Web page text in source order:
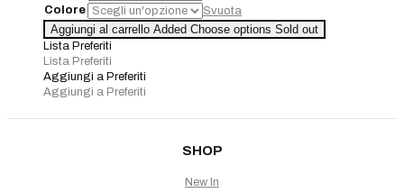
Colore
Svuota
Borsetta
Glitter
quantità
Aggiungi al carrello Added Choose options Sold out
Lista Preferiti
Lista Preferiti
Aggiungi a Preferiti
Aggiungi a Preferiti
SHOP
New In